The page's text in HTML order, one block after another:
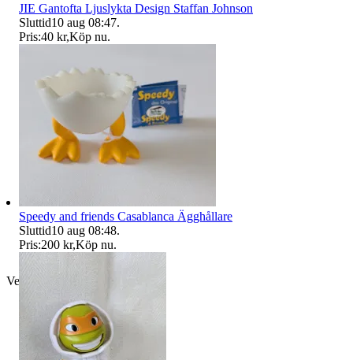
Verifierad
JIE Gantofta Ljuslykta Design Staffan Johnson
Sluttid10 aug 08:47.
Pris:40 kr,Köp nu.
Speedy and friends Casablanca Ägghållare
Sluttid10 aug 08:48.
Pris:200 kr,Köp nu.